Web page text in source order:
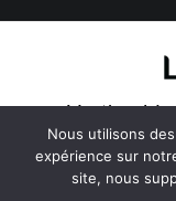
Mentions
Nous utilisons
expérience sur
site, nous